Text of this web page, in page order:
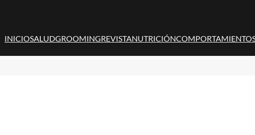
INICIOSALUDGROOMINGREVISTANUTRICIÓNCOMPORTAMIENTO